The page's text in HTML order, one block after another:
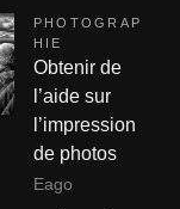
PHOTOGRAP
HIE
Obtenir de
l’aide sur
l’impression
de photos
Eago